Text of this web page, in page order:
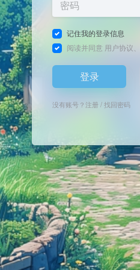
记住我的登录信息
阅读并同意 用户协议
登录
没有账号？注册/找回密码